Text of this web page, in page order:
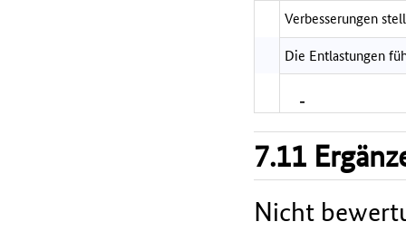
Verbesserungen
Die Entlastungen
-
7.11
Nicht